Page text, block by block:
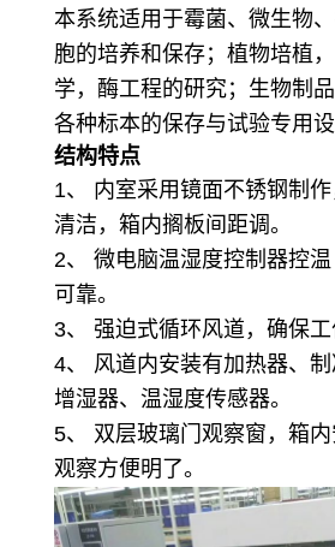
本系统适用于霉菌、微生物
胞的培养和保存；植物培植
学，酶工程的研究；生物制
各种标本的保存与试验专用设
结构特点
1、 内室采用镜面不锈钢制
清洁，箱内搁板间距调。
2、 微电脑温湿度控制器控
可靠。
3、 强迫式循环风道，确保
4、 风道内安装有加热器、制
增湿器、温湿度传感器。
5、 双层玻璃门观察窗，箱内
观察方便明了。